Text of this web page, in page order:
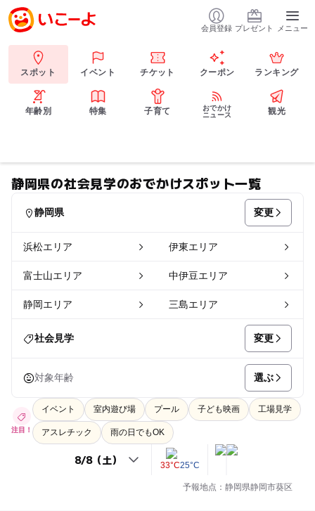
会員登録 プレゼント メニュー
スポット イベント チケット クーポン ランキング
年齢別 特集 子育て
おでかけ
ニュース
観光
静岡県の社会見学のおでかけスポット一覧
静岡県 変更
浜松エリア 伊東エリア
富士山エリア 中伊豆エリア
静岡エリア 三島エリア
社会見学 変更
対象年齢 選ぶ
注目！
イベント 室内遊び場 プール 子ども映画 工場見学
アスレチック 雨の日でもOK
33°C25°C
予報地点：静岡県静岡市葵区